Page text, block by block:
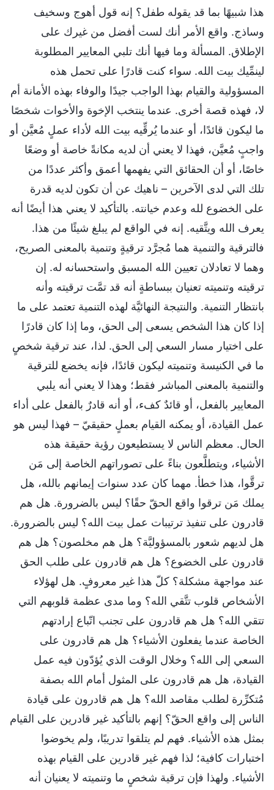
هذا شبيهًا بما قد يقوله طفل؟ إنه قول أهوج وسخيف
وساذج. واقع الأمر أنك لست أفضل من غيرك على
الإطلاق. المسألة وما فيها أنك تلبي المعايير المطلوبة
لينمِّيك بيت الله. سواء كنت قادرًا على تحمل هذه
المسؤولية والقيام بهذا الواجب جيدًا والوفاء بهذه الأمانة أم
لا، فهذه قصة أخرى. عندما ينتخب الإخوة والأخوات شخصًا
ما ليكون قائدًا، أو عندما يُرقِّيه بيت الله لأداء عملٍ مُعيَّن أو
واجبٍ مُعيَّن، فهذا لا يعني أن لديه مكانةً خاصة أو وضعًا
خاصًا، أو أن الحقائق التي يفهمها أعمق وأكثر عددًا من
تلك التي لدى الآخرين – ناهيك عن أن تكون لديه قدرة
على الخضوع لله وعدم خيانته. بالتأكيد لا يعني هذا أيضًا أنه
يعرف الله ويتَّقيه. إنه في الواقع لم يبلغ شيئًا من هذا.
فالترقية والتنمية هما مُجرَّد ترقيةٍ وتنمية بالمعنى الصريح،
وهما لا تعادلان تعيين الله المسبق واستحسانه له. إن
ترقيته وتنميته تعنيان ببساطةٍ أنه قد تمَّت ترقيته وأنه
بانتظار التنمية. والنتيجة النهائيَّة لهذه التنمية تعتمد على ما
إذا كان هذا الشخص يسعى إلى الحق، وما إذا كان قادرًا
على اختيار مسار السعي إلى الحق. لذا، عند ترقية شخصٍ
ما في الكنيسة وتنميته ليكون قائدًا، فإنه يخضع للترقية
والتنمية بالمعنى المباشر فقط؛ وهذا لا يعني أنه يلبي
المعايير بالفعل، أو قائدٌ كفء، أو أنه قادرٌ بالفعل على أداء
عمل القيادة، أو يمكنه القيام بعملٍ حقيقيّ – فهذا ليس هو
الحال. معظم الناس لا يستطيعون رؤية حقيقة هذه
الأشياء، ويتطلَّعون بناءً على تصوراتهم الخاصة إلى مَن
ترقَّوا، هذا خطأ. مهما كان عدد سنوات إيمانهم بالله، هل
يملك مَن ترقوا واقع الحقّ حقًا؟ ليس بالضرورة. هل هم
قادرون على تنفيذ ترتيبات عمل بيت الله؟ ليس بالضرورة.
هل لديهم شعور بالمسؤوليَّة؟ هل هم مخلصون؟ هل هم
قادرون على الخضوع؟ هل هم قادرون على طلب الحق
عند مواجهة مشكلة؟ كلّ هذا غير معروفٍ. هل لهؤلاء
الأشخاص قلوب تتَّقي الله؟ وما مدى عظمة قلوبهم التي
تتقي الله؟ هل هم قادرون على تجنب اتّباع إرادتهم
الخاصة عندما يفعلون الأشياء؟ هل هم قادرون على
السعي إلى الله؟ وخلال الوقت الذي يُؤدّون فيه عمل
القيادة، هل هم قادرون على المثول أمام الله بصفة
مُتكرِّرة لطلب مقاصد الله؟ هل هم قادرون على قيادة
الناس إلى واقع الحقّ؟ إنهم بالتأكيد غير قادرين على القيام
بمثل هذه الأشياء. فهم لم يتلقوا تدريبًا، ولم يخوضوا
اختبارات كافية؛ لذا فهم غير قادرين على القيام بهذه
الأشياء. ولهذا فإن ترقية شخصٍ ما وتنميته لا يعنيان أنه